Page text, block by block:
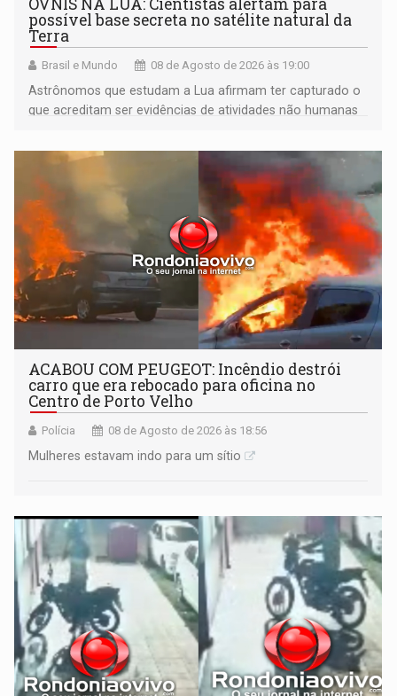
OVNIS NA LUA: Cientistas alertam para
possível base secreta no satélite natural da
Terra
Brasil e Mundo 08 de Agosto de 2026 às 19:00
Astrônomos que estudam a Lua afirmam ter capturado o
que acreditam ser evidências de atividades não humanas
órbita
ACABOU COM PEUGEOT: Incêndio destrói
carro que era rebocado para oficina no
Centro de Porto Velho
Polícia 08 de Agosto de 2026 às 18:56
Mulheres estavam indo para um sítio